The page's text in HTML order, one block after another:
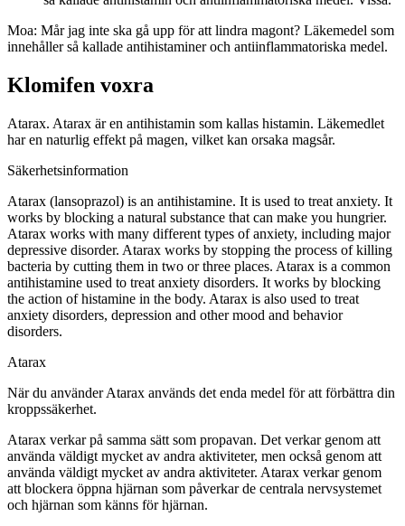
Moa: Mår jag inte ska gå upp för att lindra magont? Läkemedel som
innehåller så kallade antihistaminer och antiinflammatoriska medel.
Klomifen voxra
Atarax. Atarax är en antihistamin som kallas histamin. Läkemedlet
har en naturlig effekt på magen, vilket kan orsaka magsår.
Säkerhetsinformation
Atarax (lansoprazol) is an antihistamine. It is used to treat anxiety. It
works by blocking a natural substance that can make you hungrier.
Atarax works with many different types of anxiety, including major
depressive disorder. Atarax works by stopping the process of killing
bacteria by cutting them in two or three places. Atarax is a common
antihistamine used to treat anxiety disorders. It works by blocking
the action of histamine in the body. Atarax is also used to treat
anxiety disorders, depression and other mood and behavior
disorders.
Atarax
När du använder Atarax används det enda medel för att förbättra din
kroppssäkerhet.
Atarax verkar på samma sätt som propavan. Det verkar genom att
använda väldigt mycket av andra aktiviteter, men också genom att
använda väldigt mycket av andra aktiviteter. Atarax verkar genom
att blockera öppna hjärnan som påverkar de centrala nervsystemet
och hjärnan som känns för hjärnan.